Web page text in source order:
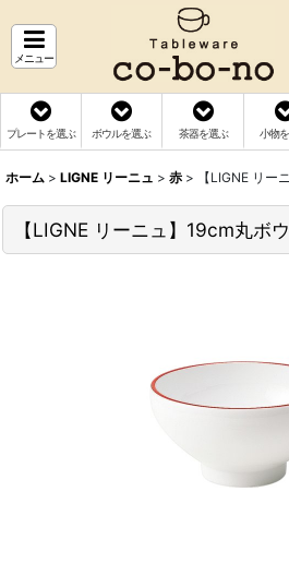
メニュー
プレートを選ぶ ボウルを選ぶ 茶器を選ぶ 小物
ホーム > LIGNE リーニュ > 赤 > 【LIGNE リ
【LIGNE リーニュ】19cm丸